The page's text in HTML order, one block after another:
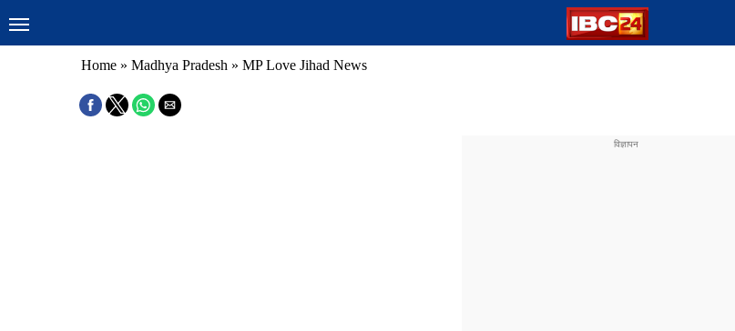
Home » Madhya Pradesh » MP Love Jihad News